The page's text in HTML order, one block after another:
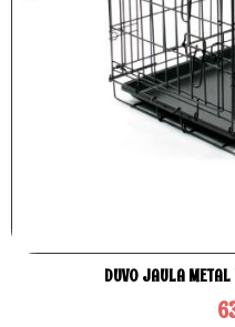
DUVO JAULA METAL